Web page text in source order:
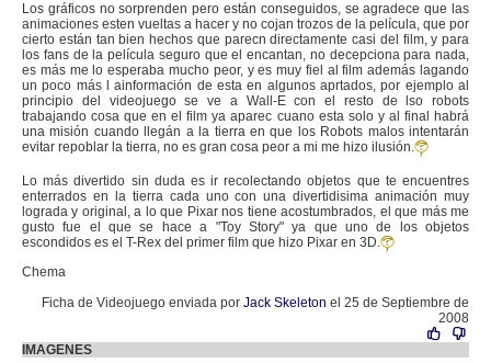
Los gráficos no sorprenden pero están conseguidos, se agradece que las
animaciones esten vueltas a hacer y no cojan trozos de la película, que por
cierto están tan bien hechos que parecn directamente casi del film, y para
los fans de la película seguro que el encantan, no decepciona para nada,
es más me lo esperaba mucho peor, y es muy fiel al film además lagando
un poco más l ainformación de esta en algunos aprtados, por ejemplo al
principio del videojuego se ve a Wall-E con el resto de lso robots
trabajando cosa que en el film ya aparec cuano esta solo y al final habrá
una misión cuando llegán a la tierra en que los Robots malos intentarán
evitar repoblar la tierra, no es gran cosa peor a mi me hizo ilusión.
Lo más divertido sin duda es ir recolectando objetos que te encuentres
enterrados en la tierra cada uno con una divertidisima animación muy
lograda y original, a lo que Pixar nos tiene acostumbrados, el que más me
gusto fue el que se hace a "Toy Story" ya que uno de los objetos
escondidos es el T-Rex del primer film que hizo Pixar en 3D.
Chema
Ficha de Videojuego enviada por Jack Skeleton el 25 de Septiembre de
2008
IMAGENES